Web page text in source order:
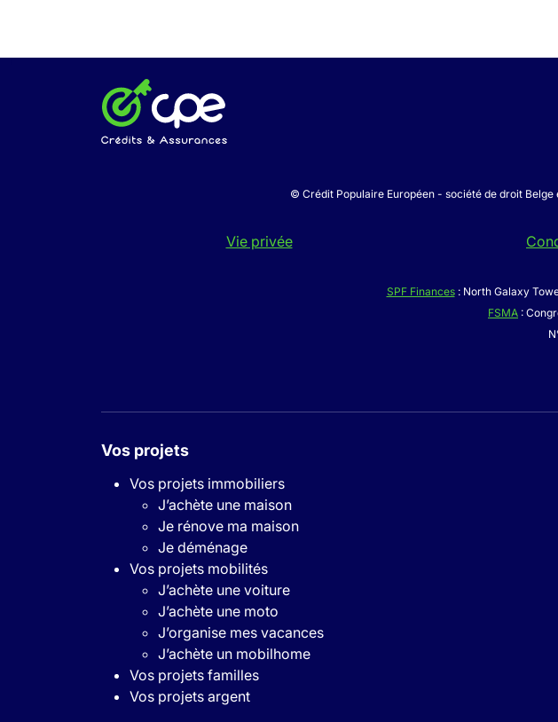
© Crédit Populaire Européen - société de droit
Vie privée
SPF Finances: North Galaxy
FSMA :
Vos projets
Vos projets immobiliers
J’achète une maison
Je rénove ma maison
Je déménage
Vos projets mobilités
J’achète une voiture
J’achète une moto
J’organise mes vacances
J’achète un mobilhome
Vos projets familles
Vos projets argent